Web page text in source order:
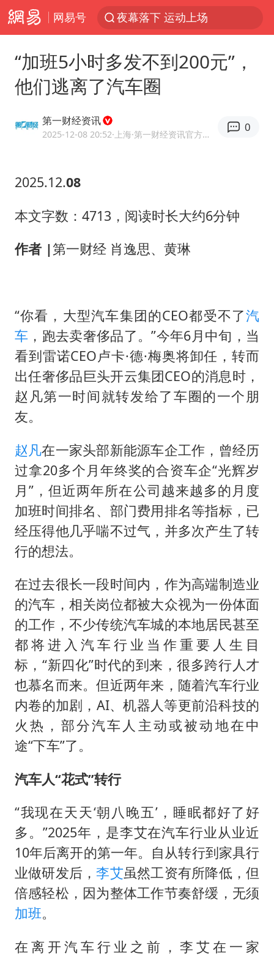
网易号
夜幕落下 运动上场
改名后的“青海拉面”店
台军“汉光秀”开场闹剧多
“空调24小时开着更省电”不实
男子杀人后逃进深山21年活得像野人
985博士后被曝在妻子孕期出轨后续
47岁妈妈突然产女 26岁女儿：很震惊
“加班5小时多发不到200元”，
他们逃离了汽车圈
第一财经资讯
2025-12-08 20:52·上海 ·第一财经资讯官方网易号
0
2025.12.08
本文字数：4713，阅读时长大约6分钟
作者 |第一财经 肖逸思、黄琳
“你看，大型汽车集团的CEO都受不了汽
车 ，跑去卖奢侈品了。”今年6月中旬，当
看到雷诺CEO卢卡·德·梅奥将卸任，转而
出任奢侈品巨头开云集团CEO的消息时，
赵凡第一时间就转发给了车圈的一个朋
友。
赵凡在一家头部新能源车企工作，曾经历
过拿20多个月年终奖的合资车企“光辉岁
月”，但近两年所在公司越来越多的月度
加班时间排名、部门费用排名等指标，已
经压得他几乎喘不过气，并多次产生了转
行的想法。
在过去很长一段时间内，作为高端制造业
的汽车，相关岗位都被大众视为一份体面
的工作，不少传统汽车城的本地居民甚至
都将进入汽车行业当作重要人生目
标，“新四化”时代的到来，很多跨行人才
也慕名而来。但近两年来，随着汽车行业
内卷的加剧，AI、机器人等更前沿科技的
火热，部分汽车人主动或被动地在中
途“下车”了。
汽车人“花式”转行
“我现在天天‘朝八晚五’，睡眠都好了好
多。”2025年，是李艾在汽车行业从业近
10年后离开的第一年。自从转行到家具行
业做研发后，李艾虽然工资有所降低，但
倍感轻松，因为整体工作节奏舒缓，无须
加班。
在离开汽车行业之前，李艾在一家